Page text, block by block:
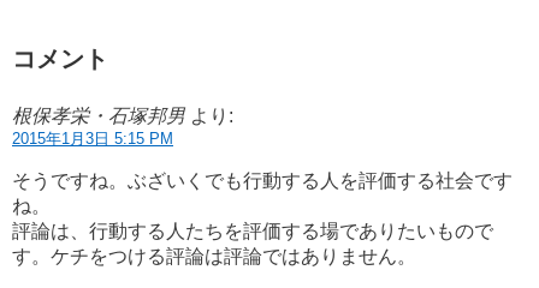
コメント
根保孝栄・石塚邦男 より:
2015年1月3日 5:15 PM
そうですね。ぶざいくでも行動する人を評価する社会です
ね。
評論は、行動する人たちを評価する場でありたいもので
す。ケチをつける評論は評論ではありません。